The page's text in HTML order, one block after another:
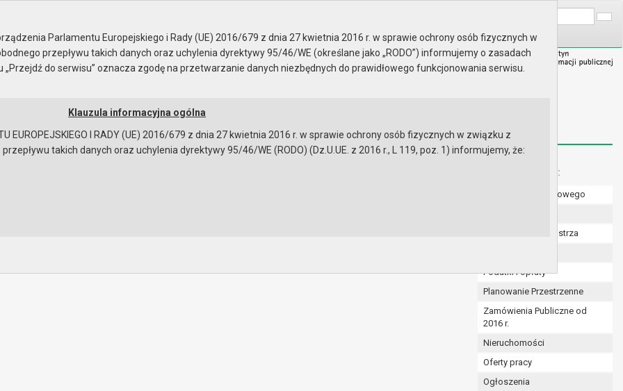
Instrukcja korzystania Dostępność
z 26 października 2021 r. Menu dodatkowe:
Numer konta bankowego
Zarządzenia Burmistrza
Podatki i opłaty
Planowanie Przestrzenne
Zamówienia Publiczne od
2016 r.
Nieruchomości
Oferty pracy
Ogłoszenia
Parlamentu Europejskiego i Rady (UE) 2016/679 z dnia 27 kwietnia 2016 r. w sprawie ochrony osób fizycznych w
przepływu takich danych oraz uchylenia dyrektywy 95/46/WE (określane jako „RODO”) informujemy o zasadach
do serwisu” oznacza zgodę na przetwarzanie danych niezbędnych do prawidłowego funkcjonowania serwisu.
Klauzula informacyjna ogólna
EUROPEJSKIEGO I RADY (UE) 2016/679 z dnia 27 kwietnia 2016 r. w sprawie ochrony osób fizycznych w związku z
takich danych oraz uchylenia dyrektywy 95/46/WE (RODO) (Dz.U.UE. z 2016 r., L 119, poz. 1) informujemy, że:
przepisami prawa w celu:
a w szczególności ustawy z dnia 8 marca 1990 r. o samorządzie gminnym (Dz.U. z 2017r., poz. 1875 ze zm.) oraz z
a także obowiązków i zadań zleconych przez instytucje nadrzędne wobec Gminy;
lub innej osoby fizycznej;